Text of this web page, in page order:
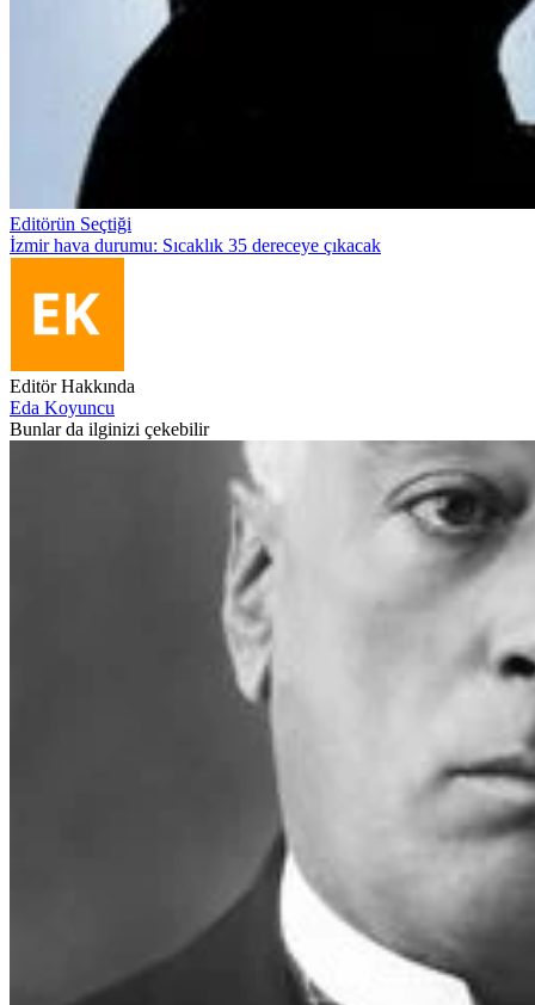
Editörün Seçtiği
İzmir hava durumu: Sıcaklık 35 dereceye çıkacak
Editör Hakkında
Eda Koyuncu
Bunlar da ilginizi çekebilir